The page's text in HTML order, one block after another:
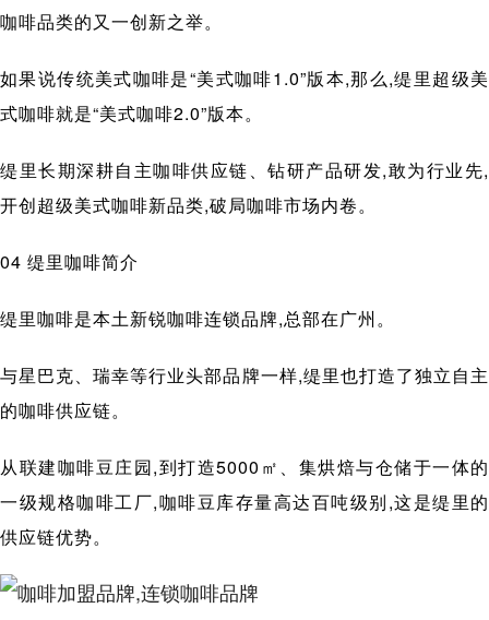
咖啡品类的又一创新之举。
如果说传统美式咖啡是“美式咖啡1.0”版本,那么,缇里超级美
式咖啡就是“美式咖啡2.0”版本。
缇里长期深耕自主咖啡供应链、钻研产品研发,敢为行业先,
开创超级美式咖啡新品类,破局咖啡市场内卷。
04 缇里咖啡简介
缇里咖啡是本土新锐咖啡连锁品牌,总部在广州。
与星巴克、瑞幸等行业头部品牌一样,缇里也打造了独立自主
的咖啡供应链。
从联建咖啡豆庄园,到打造5000㎡、集烘焙与仓储于一体的
一级规格咖啡工厂,咖啡豆库存量高达百吨级别,这是缇里的
供应链优势。